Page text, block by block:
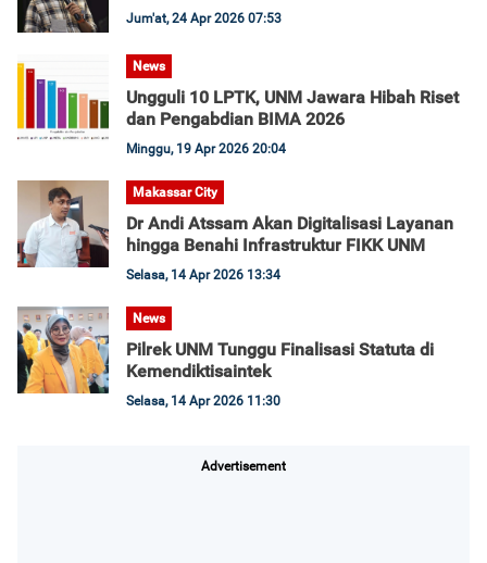
Jum'at, 24 Apr 2026 07:53
News
Ungguli 10 LPTK, UNM Jawara Hibah Riset
dan Pengabdian BIMA 2026
Minggu, 19 Apr 2026 20:04
Makassar City
Dr Andi Atssam Akan Digitalisasi Layanan
hingga Benahi Infrastruktur FIKK UNM
Selasa, 14 Apr 2026 13:34
News
Pilrek UNM Tunggu Finalisasi Statuta di
Kemendiktisaintek
Selasa, 14 Apr 2026 11:30
Advertisement